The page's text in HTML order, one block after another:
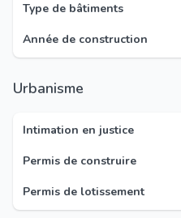
Type de bâtiments
Année de construction
Urbanisme
Intimation en justice
Permis de construire
Permis de lotissement